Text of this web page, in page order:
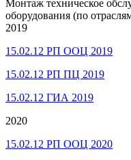
Монтаж техническое
оборудования (по
2019
15.02.12 РП ООЦ 2019
15.02.12 РП ПЦ 2019
15.02.12 ГИА 2019
2020
15.02.12 РП ООЦ 2020